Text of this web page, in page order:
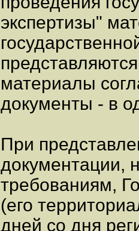
экспертизы"
материалы
документы - в
При
документации,
требованиям,
(его
дней со дня